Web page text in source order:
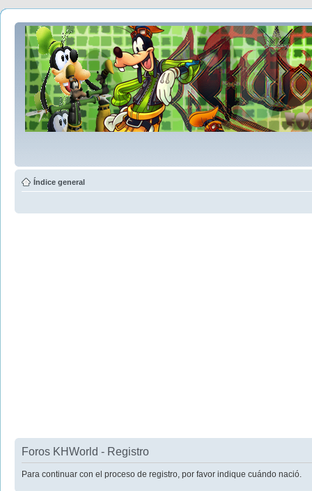
Índice general
Foros KHWorld - Registro
Para continuar con el proceso de registro, por favor indique cuándo nació.